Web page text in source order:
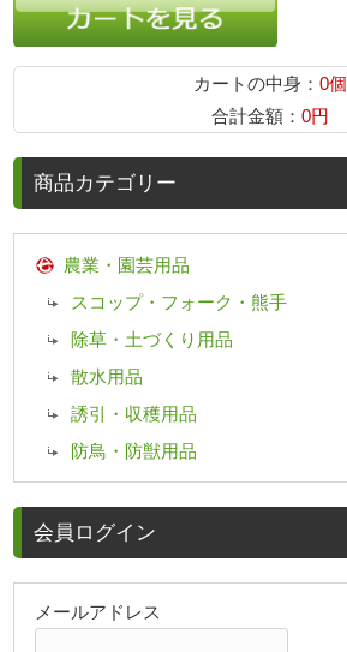
カートの中身： 0個
合計金額： 0円
商品カテゴリー
農業・園芸用品
スコップ・フォーク・熊手
除草・土づくり用品
散水用品
誘引・収穫用品
防鳥・防獣用品
会員ログイン
メールアドレス